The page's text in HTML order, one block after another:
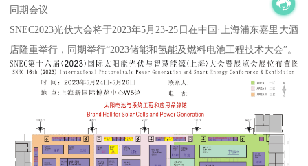
同期会议
SNEC2023光伏大会将于2023年5月23-25日在中国·上海浦东嘉里大酒
店隆重举行，同期举行“2023储能和氢能及燃料电池工程技术大会”。